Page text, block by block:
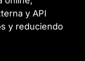
y API
y reduciendo